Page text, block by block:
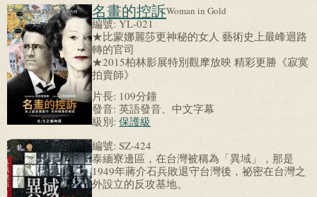
名畫的控訴Woman in Gold
編號:YL-021
★比蒙娜麗莎更神秘的女人 藝術史上最峰迴路
轉的官司
★2015柏林影展特別觀摩放映 精彩更勝《寂寞
拍賣師》
片長: 109分鐘
發音: 英語發音、中文字幕
級別: 保護級
編號: SZ-424
泰緬寮邊區，在台灣被稱為「異域」，那是
1949年蔣介石兵敗退守台灣後，祕密在台灣之
外設立的反攻基地。